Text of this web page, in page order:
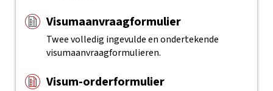
Visumaanvraagformulier
Twee volledig ingevulde en ondertekende
visumaanvraagformulieren.
Visum-orderformulier